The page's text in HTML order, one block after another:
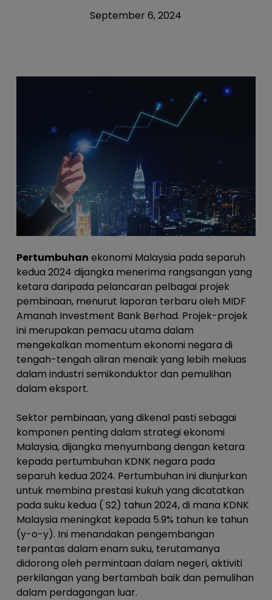
September 6, 2024
Pertumbuhan ekonomi Malaysia pada separuh
kedua 2024 dijangka menerima rangsangan yang
ketara daripada pelancaran pelbagai projek
pembinaan, menurut laporan terbaru oleh MIDF
Amanah Investment Bank Berhad. Projek-projek
ini merupakan pemacu utama dalam
mengekalkan momentum ekonomi negara di
tengah-tengah aliran menaik yang lebih meluas
dalam industri semikonduktor dan pemulihan
dalam eksport.
Sektor pembinaan, yang dikenal pasti sebagai
komponen penting dalam strategi ekonomi
Malaysia, dijangka menyumbang dengan ketara
kepada pertumbuhan KDNK negara pada
separuh kedua 2024. Pertumbuhan ini diunjurkan
untuk membina prestasi kukuh yang dicatatkan
pada suku kedua ( S2) tahun 2024, di mana KDNK
Malaysia meningkat kepada 5.9% tahun ke tahun
(y-o-y). Ini menandakan pengembangan
terpantas dalam enam suku, terutamanya
didorong oleh permintaan dalam negeri, aktiviti
perkilangan yang bertambah baik dan pemulihan
dalam perdagangan luar.